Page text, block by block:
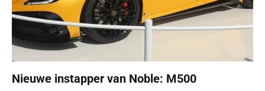
Nieuwe instapper van Noble: M500